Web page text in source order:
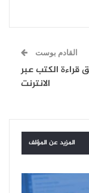
القادم بوست
قراءة الكتب عبر
الانترنت
المزيد عن المؤلف